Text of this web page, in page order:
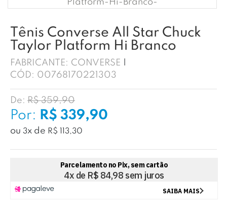
Tênis Converse All Star Chuck
Taylor Platform Hi Branco
FABRICANTE: CONVERSE
CÓD: 00768170221303
De: R$ 359,90
Por: R$ 339,90
ou 3x de R$ 113,30